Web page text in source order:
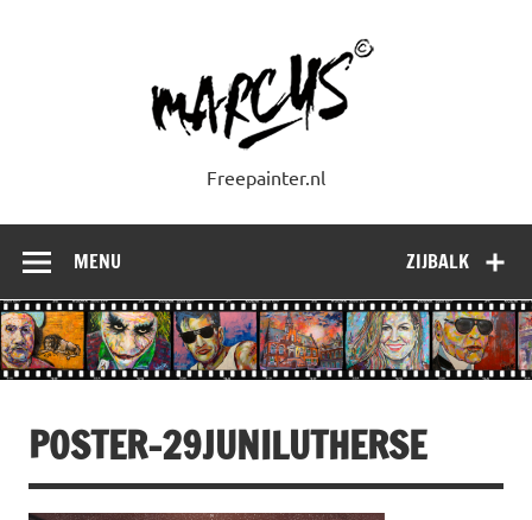
Freepainter.nl
ZIJBALK
MENU
POSTER-29JUNILUTHERSE